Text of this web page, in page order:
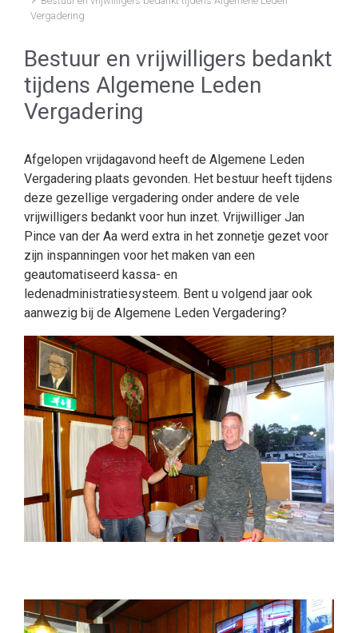
Vergadering
Bestuur en vrijwilligers bedankt
tijdens Algemene Leden
Vergadering
Afgelopen vrijdagavond heeft de Algemene Leden
Vergadering plaats gevonden. Het bestuur heeft tijdens
deze gezellige vergadering onder andere de vele
vrijwilligers bedankt voor hun inzet. Vrijwilliger Jan
Pince van der Aa werd extra in het zonnetje gezet voor
zijn inspanningen voor het maken van een
geautomatiseerd kassa- en
ledenadministratiesysteem. Bent u volgend jaar ook
aanwezig bij de Algemene Leden Vergadering?